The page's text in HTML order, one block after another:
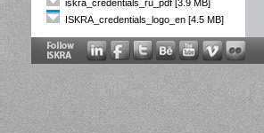
iskra_credentials_ru_pdf [3.9 MB]
ISKRA_credentials_logo_en [4.5 MB]